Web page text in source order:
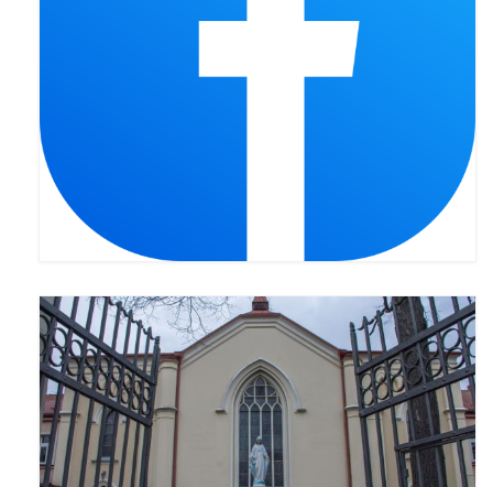
Pasterka 2021
Odpust 2021
Kościół Stacyjny Wielkiego Postu 2021
Pierwsza Komunia Święta